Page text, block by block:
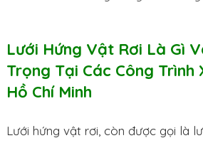
Lưới Hứng Vật Rơi Là Gì
Trọng Tại Các Công Trình
Hồ Chí Minh
Lưới hứng vật rơi, còn được gọi là